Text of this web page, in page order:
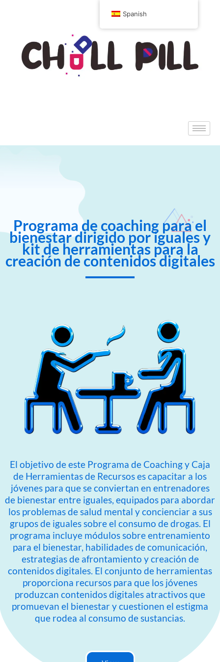
Programa de coaching para el
bienestar dirigido por iguales y
kit de herramientas para la
creación de contenidos digitales
El objetivo de este Programa de Coaching y Caja
de Herramientas de Recursos es capacitar a los
jóvenes para que se conviertan en entrenadores
de bienestar entre iguales, equipados para abordar
los problemas de salud mental y concienciar a sus
grupos de iguales sobre el consumo de drogas. El
programa incluye módulos sobre entrenamiento
para el bienestar, habilidades de comunicación,
estrategias de afrontamiento y creación de
contenidos digitales. El conjunto de herramientas
proporciona recursos para que los jóvenes
produzcan contenidos digitales atractivos que
promuevan el bienestar y cuestionen el estigma
que rodea al consumo de sustancias.
Spanish